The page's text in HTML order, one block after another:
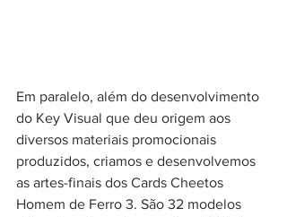
Em paralelo, além do desenvolvimento
do Key Visual que deu origem aos
diversos materiais promocionais
produzidos, criamos e desenvolvemos
as artes-finais dos Cards Cheetos
Homem de Ferro 3. São 32 modelos